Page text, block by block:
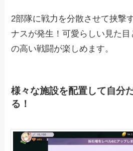
2部隊に戦力を分散させて挟撃
ナスが発生！可愛らしい見た
の高い戦闘が楽しめます。
様々な施設を配置して自分
る！